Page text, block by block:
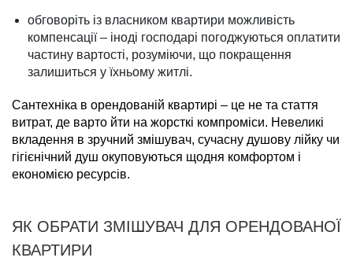
обговоріть із власником квартири можливість
компенсації – іноді господарі погоджуються оплатити
частину вартості, розуміючи, що покращення
залишиться у їхньому житлі.
Сантехніка в орендованій квартирі – це не та стаття
витрат, де варто йти на жорсткі компроміси. Невеликі
вкладення в зручний змішувач, сучасну душову лійку чи
гігієнічний душ окуповуються щодня комфортом і
економією ресурсів.
ЯК ОБРАТИ ЗМІШУВАЧ ДЛЯ ОРЕНДОВАНОЇ
КВАРТИРИ